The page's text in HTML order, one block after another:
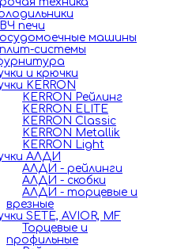
печи
машины
системы
и крючки
KERRON
KERRON Рейлинг
KERRON ELITE
KERRON Classic
KERRON Metallik
KERRON Light
АЛДИ
АЛДИ - рейлинги
АЛДИ - скобки
АЛДИ - торцевые и
врезные
SETE, AVIOR, MF
Торцевые и
профильные